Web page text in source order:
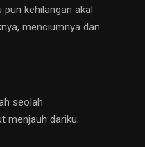
kehilangan akal
menciumnya dan
seolah
menjauh dariku.